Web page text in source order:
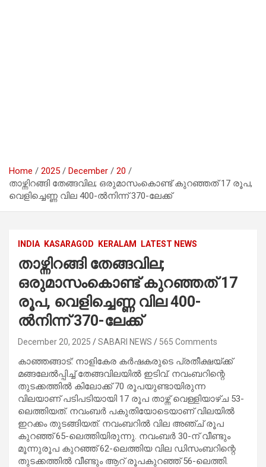
Home 2025 December
20
താഴ്ന്നിറങ്ങി തേങ്ങവില; ഒരുമാസംകൊണ്ട് കുറഞ്ഞത് 17 രൂപ,
വെളിച്ചെണ്ണ വില 400-ൽനിന്ന് 370-ലേക്ക്
INDIA KASARAGOD KERALAM LATEST NEWS
താഴ്ന്നിറങ്ങി തേങ്ങവില;
ഒരുമാസംകൊണ്ട് കുറഞ്ഞത് 17
രൂപ, വെളിച്ചെണ്ണ വില 400-
ൽനിന്ന് 370-ലേക്ക്
December 20, 2025 SABARI NEWS 565 Comments
കാഞ്ഞങ്ങാട്: നാളികേര കർഷകരുടെ പ്രതീക്ഷയ്ക്ക്
മങ്ങലേൽപ്പിച്ച് തേങ്ങവിലയിൽ ഇടിവ്. നവംബറിന്റെ
തുടക്കത്തിൽ കിലോക്ക് 70 രൂപയുണ്ടായിരുന്ന
വിലയാണ് പടിപടിയായി 17 രൂപ താഴ്ന്ന് വെള്ളിയാഴ്ച 53-
ലെത്തിയത്. നവംബർ പകുതിയോടെയാണ് വിലയിൽ
ഇറക്കം തുടങ്ങിയത്. നവംബറിൽ വില അഞ്ച് രൂപ
കുറഞ്ഞ് 65-ലെത്തിയിരുന്നു. നവംബർ 30-ന് വീണ്ടും
മൂന്നുരൂപ കുറഞ്ഞ് 62-ലെത്തിയ വില ഡിസംബറിന്റെ
തുടക്കത്തിൽ വീണ്ടും ആറ് രൂപകുറഞ്ഞ് 56-ലെത്തി.